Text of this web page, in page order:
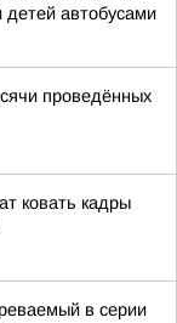
детей автобусами
проведённых
ковать кадры
в серии